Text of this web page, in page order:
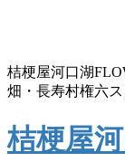
桔梗屋河口湖
畑・長寿村権六ス
桔梗屋